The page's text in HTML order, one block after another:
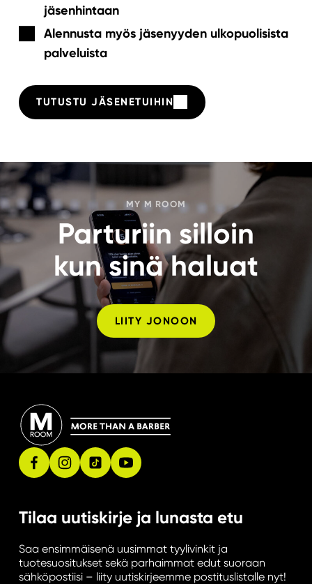
jäsenhintaan
Alennusta myös jäsenyyden ulkopuolisista
palveluista
TUTUSTU JÄSENETUIHIN
MY M ROOM
Parturiin silloin
kun sinä haluat
LIITY JONOON
Tilaa uutiskirje ja lunasta etu
Saa ensimmäisenä uusimmat tyylivinkit ja
tuotesuositukset sekä parhaimmat edut suoraan
sähköpostiisi – liity uutiskirjeemme postituslistalle nyt!